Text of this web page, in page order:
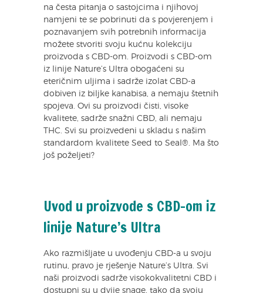
na česta pitanja o sastojcima i njihovoj
namjeni te se pobrinuti da s povjerenjem i
poznavanjem svih potrebnih informacija
možete stvoriti svoju kućnu kolekciju
proizvoda s CBD-om. Proizvodi s CBD-om
iz linije Nature’s Ultra obogaćeni su
eteričnim uljima i sadrže izolat CBD-a
dobiven iz biljke kanabisa, a nemaju štetnih
spojeva. Ovi su proizvodi čisti, visoke
kvalitete, sadrže snažni CBD, ali nemaju
THC. Svi su proizvedeni u skladu s našim
standardom kvalitete Seed to Seal®. Ma što
još poželjeti?
Uvod u proizvode s CBD-om iz
linije Nature’s Ultra
Ako razmišljate u uvođenju CBD-a u svoju
rutinu, pravo je rješenje Nature’s Ultra. Svi
naši proizvodi sadrže visokokvalitetni CBD i
dostupni su u dvije snage, tako da svoju